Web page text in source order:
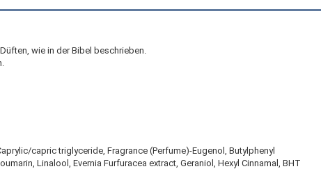
wie in der Bibel beschrieben.
capric triglyceride, Fragrance (Perfume)-Eugenol, Butylphenyl
Linalool, Evernia Furfuracea extract, Geraniol, Hexyl Cinnamal, BHT